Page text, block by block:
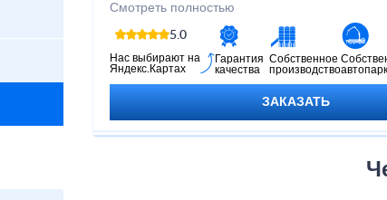
привлекательный внешний вид. В сравнении
материалами, не возникает сложности в
знать технологию.
Смотреть полностью
5.0
Нас выбирают на
Яндекс.Картах
Гарантия
качества
Собственное
производствоавтопарк
ЗАКАЗАТЬ